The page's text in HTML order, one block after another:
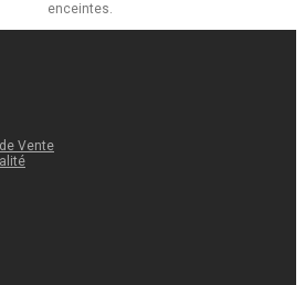
enceintes.
Vente